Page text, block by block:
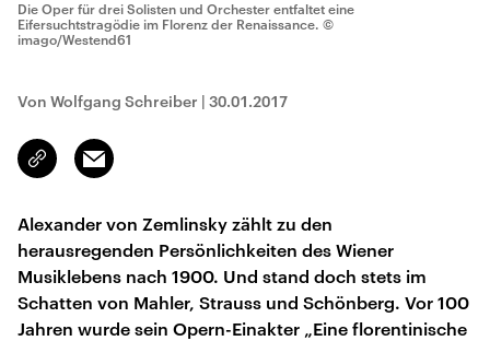
Die Oper für drei Solisten und Orchester entfaltet eine
Eifersuchtstragödie im Florenz der Renaissance. ©
imago/Westend61
Von Wolfgang Schreiber | 30.01.2017
Link
kopieren/teilen
Email
Alexander von Zemlinsky zählt zu den
herausregenden Persönlichkeiten des Wiener
Musiklebens nach 1900. Und stand doch stets im
Schatten von Mahler, Strauss und Schönberg. Vor 100
Jahren wurde sein Opern-Einakter „Eine florentinische